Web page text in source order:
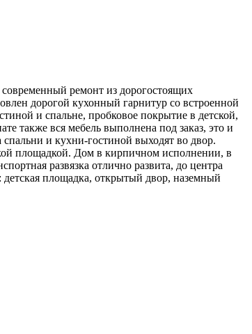
ремонт из дорогостоящих
дорогой кухонный гарнитур со встроенной
и спальне, пробковое покрытие в детской,
также вся мебель выполнена под заказ, это и
и кухни-гостиной выходят во двор.
площадкой. Дом в кирпичном исполнении, в
развязка отлично развита, до центра
площадка, открытый двор, наземный